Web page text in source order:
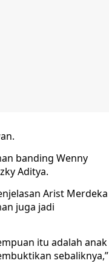
banding Wenny
Aditya.
Arist Merdeka
juga jadi
itu adalah anak
sebaliknya,”